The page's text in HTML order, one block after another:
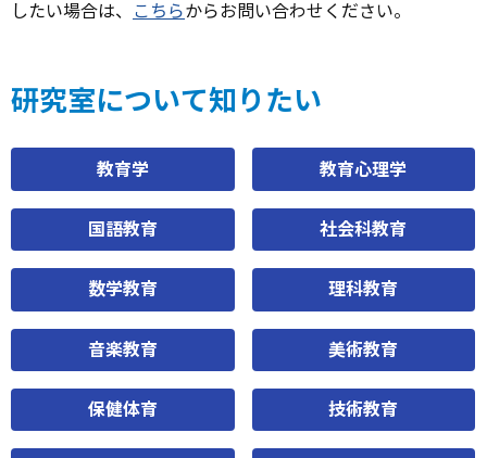
したい場合は、
こちらからお問い合わせください。
研究室について知りたい
教育学 教育心理学
国語教育 社会科教育
数学教育 理科教育
音楽教育 美術教育
保健体育 技術教育